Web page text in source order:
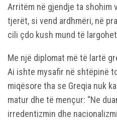
Arritëm në gjendje ta shohim
tjerët, si vend ardhmëri, në
cili çdo kush mund të
Me një diplomat më të lartë
Ai ishte mysafir në shtëpinë
miqësore tha se Greqia nuk
matur dhe të mençur: “Ne
irredentizmin dhe